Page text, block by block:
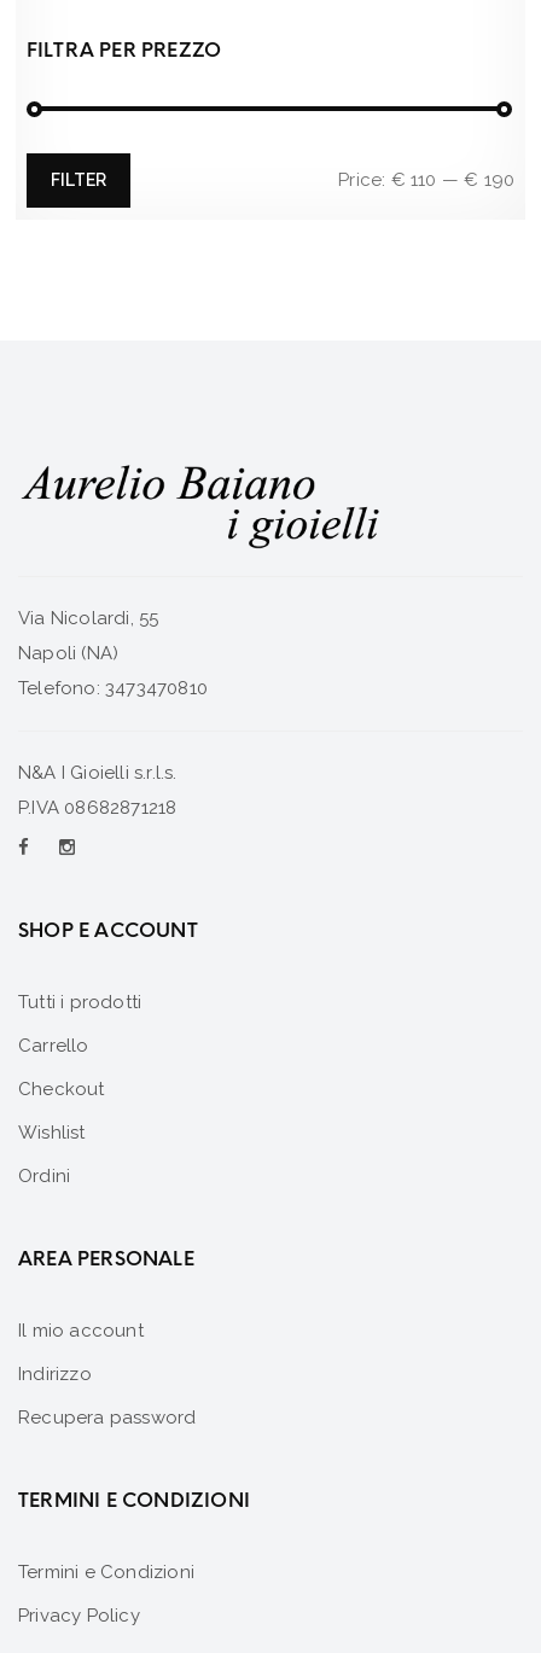
FILTRA PER PREZZO
Min
Max
FILTER Price: € 110 —€ 190
Via Nicolardi, 55
Napoli (NA)
Telefono: 3473470810
N&A I Gioielli s.r.l.s.
P.IVA 08682871218
SHOP E ACCOUNT
Tutti i prodotti
Carrello
Checkout
Wishlist
Ordini
AREA PERSONALE
Il mio account
Indirizzo
Recupera password
TERMINI E CONDIZIONI
Termini e Condizioni
Privacy Policy